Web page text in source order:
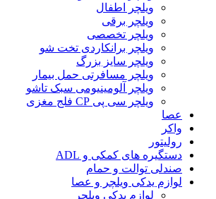
ویلچر اطفال
ویلچر برقی
ویلچر تخصصی
ویلچر برانکاردی تخت شو
ویلچر سایز بزرگ
ویلچر مسافرتی حمل بیمار
ویلچر آلومینیومی سبک تاشو
ویلچر سی پی CP فلج مغزی
عصا
واکر
رولیتور
دستگیره های کمکی و ADL
صندلی توالت و حمام
لوازم یدکی ویلچر و عصا
لوازم یدکی ویلچر